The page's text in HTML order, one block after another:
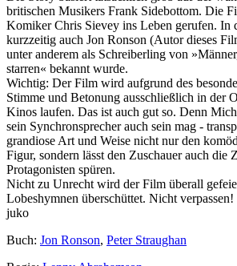
britischen Musikers Frank Sidebottom. Die
Komiker Chris Sievey ins Leben gerufen. In
kurzzeitig auch Jon Ronson (Autor dieses
unter anderem als Schreiberling von
starren« bekannt wurde.
Wichtig: Der Film wird aufgrund des
Stimme und Betonung ausschließlich in der
Kinos laufen. Das ist auch gut so. Denn
sein Synchronsprecher auch sein mag -
grandiose Art und Weise nicht nur den
Figur, sondern lässt den Zuschauer auch die
Protagonisten spüren.
Nicht zu Unrecht wird der Film überall
Lobeshymnen überschüttet. Nicht verpassen!
juko
Buch: Jon Ronson, Peter Straughan